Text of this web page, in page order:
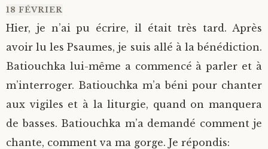
18 FÉVRIER
Hier, je n’ai pu écrire, il était très tard. Après
avoir lu les Psaumes, je suis allé à la bénédiction.
Batiouchka lui-même a commencé à parler et à
m’interroger. Batiouchka m’a béni pour chanter
aux vigiles et à la liturgie, quand on manquera
de basses. Batiouchka m’a demandé comment je
chante, comment va ma gorge. Je répondis: